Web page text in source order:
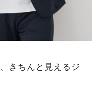
きちんと見えるジ